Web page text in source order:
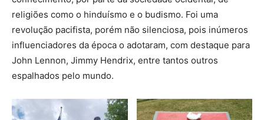
religiões como o hinduísmo e o budismo. Foi uma
revolução pacifista, porém não silenciosa, pois inúmeros
influenciadores da época o adotaram, com destaque para
John Lennon, Jimmy Hendrix, entre tantos outros
espalhados pelo mundo.